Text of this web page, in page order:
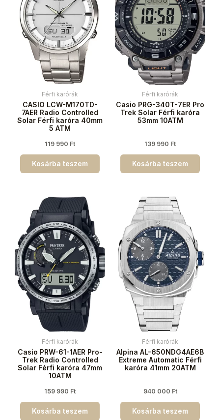
Férfi karórák
CASIO LCW-M170TD-
7AER Radio Controlled
Solar Férfi karóra 40mm
5 ATM
119 990 Ft
Kosárba teszem
Férfi karórák
Casio PRG-340T-7ER Pro
Trek Solar Férfi karóra
53mm 10ATM
139 990 Ft
Kosárba teszem
Férfi karórák
Casio PRW-61-1AER Pro-
Trek Radio Controlled
Solar Férfi karóra 47mm
10ATM
159 990 Ft
Kosárba teszem
Férfi karórák
Alpina AL-650NDG4AE6B
Extreme Automatic Férfi
karóra 41mm 20ATM
940 000 Ft
Kosárba teszem